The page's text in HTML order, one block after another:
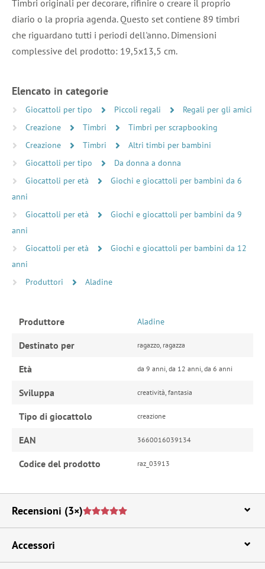
Timbri originali per decorare, rifinire o creare il proprio
diario o la propria agenda. Questo set contiene 89 timbri
che riguardano tutti i periodi dell'anno. Dimensioni
complessive del prodotto: 19,5x13,5 cm.
Elencato in categorie
Giocattoli per tipo Piccoli regali
Regali per gli amici
Creazione
Timbri
Timbri per scrapbooking
Creazione
Timbri
Altri timbi per bambini
Giocattoli per tipo
Da donna a donna
Giocattoli per età
Giochi e giocattoli per bambini da 6
anni
Giocattoli per età
Giochi e giocattoli per bambini da 9
anni
Giocattoli per età
Giochi e giocattoli per bambini da 12
anni
Produttori
Aladine
Produttore Aladine
Destinato per ragazzo, ragazza
Età da 9 anni, da 12 anni, da 6 anni
Sviluppa creatività, fantasia
Tipo di giocattolo creazione
EAN 3660016039134
Codice del prodotto raz_03913
Recensioni (3×)
Accessori